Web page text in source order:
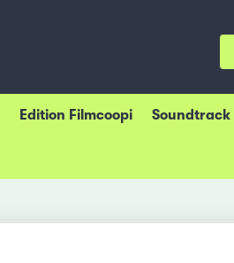
Edition Filmcoopi Soundtrack